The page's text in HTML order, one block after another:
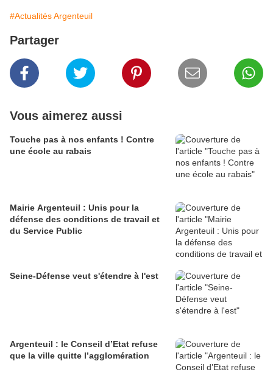
#Actualités Argenteuil
Partager
Vous aimerez aussi
Touche pas à nos enfants ! Contre
une école au rabais
Mairie Argenteuil : Unis pour la
défense des conditions de travail et
du Service Public
Seine-Défense veut s'étendre à l'est
Argenteuil : le Conseil d’Etat refuse
que la ville quitte l’agglomération